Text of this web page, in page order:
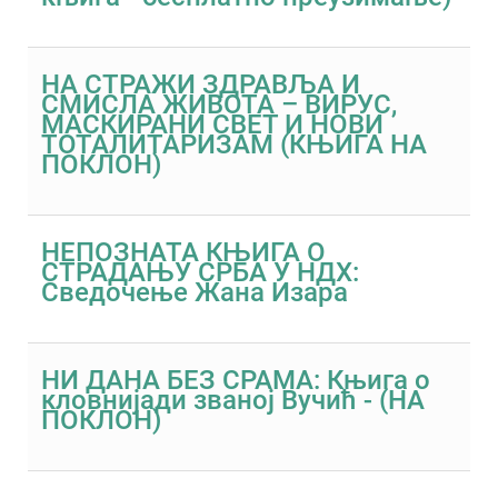
НА СТРАЖИ ЗДРАВЉА И
СМИСЛА ЖИВОТА – ВИРУС,
МАСКИРАНИ СВЕТ И НОВИ
ТОТАЛИТАРИЗАМ (КЊИГА НА
ПОКЛОН)
НЕПОЗНАТА КЊИГА О
СТРАДАЊУ СРБА У НДХ:
Сведочење Жана Изара
НИ ДАНА БЕЗ СРАМА: Књига о
кловнијади званој Вучић - (НА
ПОКЛОН)